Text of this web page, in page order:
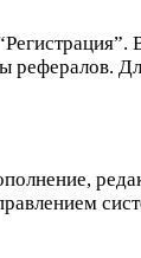
рефералов.